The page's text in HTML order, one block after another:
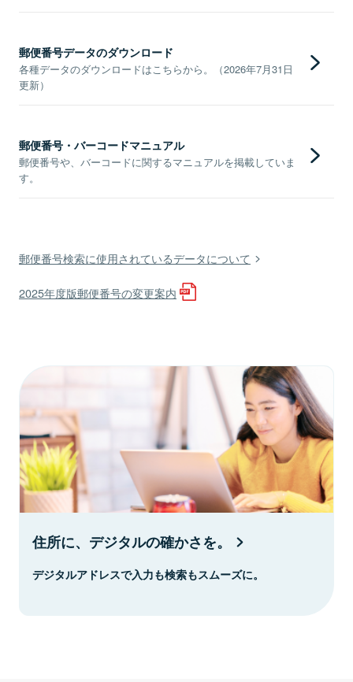
郵便番号データのダウンロード
各種データのダウンロードはこちらから。（2026年7月31日
更新）
郵便番号・バーコードマニュアル
郵便番号や、バーコードに関するマニュアルを掲載していま
す。
郵便番号検索に使用されているデータについて
2025年度版郵便番号の変更案内
住所に、デジタルの確かさを。
デジタルアドレスで入力も検索もスムーズに。